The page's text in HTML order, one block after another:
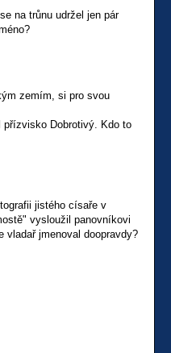
na trůnu udržel jen pár
zemím, si pro svou
Dobrotivý. Kdo to
jistého císaře v
vysloužil panovníkovi
vladař jmenoval doopravdy?